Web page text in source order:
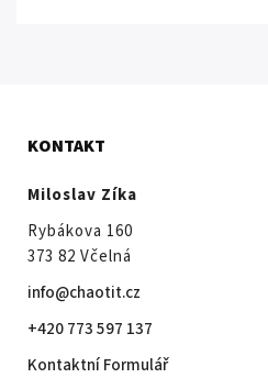
KONTAKT
Miloslav Zíka
Rybákova 160
373 82 Včelná
info@chaotit.cz
+420 773 597 137
Kontaktní Formulář